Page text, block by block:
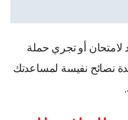
لامتحان أو تجري حملة
نصائح نفيسة لمساعدتك